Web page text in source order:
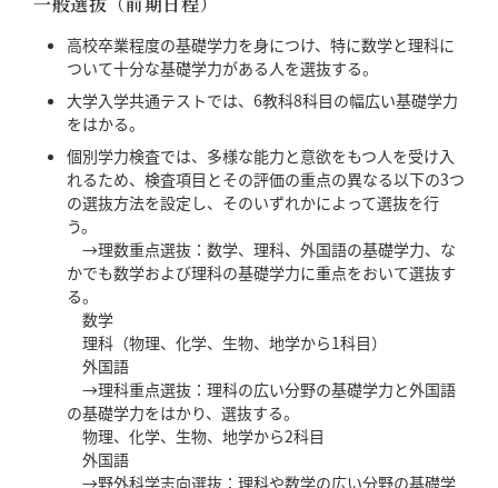
高校卒業程度の基礎学力を身につけ、特に数学と理科に
ついて十分な基礎学力がある人を選抜する。
大学入学共通テストでは、6教科8科目の幅広い基礎学力
をはかる。
個別学力検査では、多様な能力と意欲をもつ人を受け入
れるため、検査項目とその評価の重点の異なる以下の3つ
の選抜方法を設定し、そのいずれかによって選抜を行
う。
→理数重点選抜：数学、理科、外国語の基礎学力、な
かでも数学および理科の基礎学力に重点をおいて選抜す
る。
数学
理科（物理、化学、生物、地学から1科目）
外国語
→理科重点選抜：理科の広い分野の基礎学力と外国語
の基礎学力をはかり、選抜する。
物理、化学、生物、地学から2科目
外国語
→野外科学志向選抜：理科や数学の広い分野の基礎学